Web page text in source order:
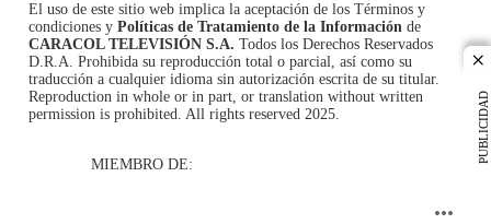
PUBLICIDAD
El uso de este sitio web implica la aceptación de los Términos y
condiciones y Políticas de Tratamiento de la Información de
CARACOL TELEVISIÓN S.A. Todos los Derechos Reservados
D.R.A. Prohibida su reproducción total o parcial, así como su
traducción a cualquier idioma sin autorización escrita de su titular.
Reproduction in whole or in part, or translation without written
permission is prohibited. All rights reserved 2025.
MIEMBRO DE: